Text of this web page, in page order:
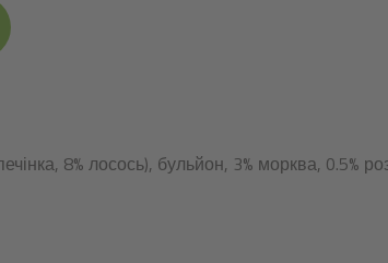
8% лосось), бульйон, 3% морква, 0.5%